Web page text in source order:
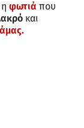
φωτιά που
και